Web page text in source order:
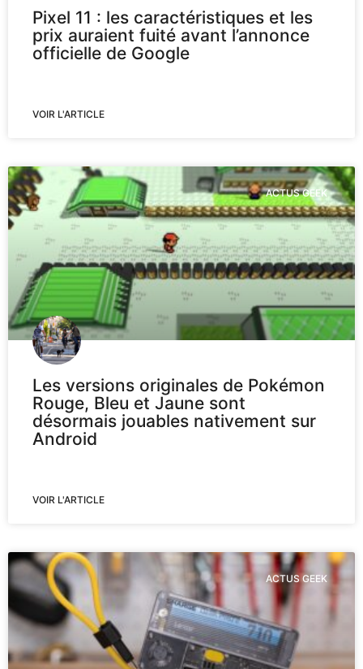
Pixel 11 : les caractéristiques et les
prix auraient fuité avant l’annonce
officielle de Google
VOIR L'ARTICLE
ACTUS GEEK
Les versions originales de Pokémon
Rouge, Bleu et Jaune sont
désormais jouables nativement sur
Android
VOIR L'ARTICLE
ACTUS GEEK